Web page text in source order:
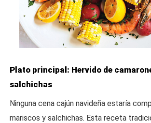
Plato principal: Hervido de
salchichas
Ninguna cena cajún navideña estaría
mariscos y salchichas. Esta receta